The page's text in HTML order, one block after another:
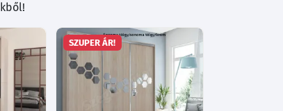
SZUPER ÁR!